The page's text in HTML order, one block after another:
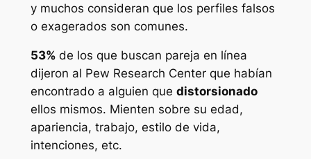
y muchos consideran que los perfiles falsos
o exagerados son comunes.
53% de los que buscan pareja en línea
dijeron al Pew Research Center que habían
encontrado a alguien que distorsionado
ellos mismos. Mienten sobre su edad,
apariencia, trabajo, estilo de vida,
intenciones, etc.